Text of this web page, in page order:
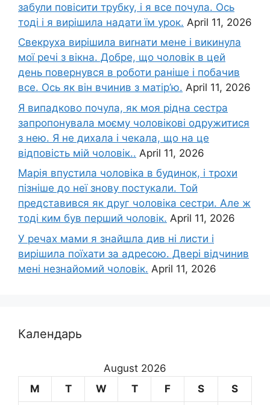
забули повісити трубку, і я все почула. Ось
тоді і я вирішила надати їм урок. April 11, 2026
Свекруха вирішила виrнати мене і викинула
мої речі з вікна. Добре, що чоловік в цей
день повернувся в роботи раніше і побачив
все. Ось як він вчинив з матір’ю. April 11, 2026
Я випадково почула, як моя рідна сестра
запропонувала моєму чоловікові одружитися
з нею. Я не дихала і чекала, що на це
відповість мій чоловік.. April 11, 2026
Марія впустила чоловіка в будинок, і трохи
пізніше до неї знову постукали. Той
представився як друг чоловіка сестри. Але ж
тоді ким був перший чоловік. April 11, 2026
У речах мами я знайшла див ні листи і
вирішила поїхати за адресою. Двері відчинив
мені незнайомий чоловік. April 11, 2026
Календарь
August 2026
M
T W T F S S